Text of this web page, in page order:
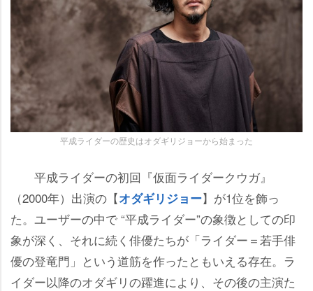
平成ライダーの歴史はオダギリジョーから始まった
平成ライダーの初回『仮面ライダークウガ』
（2000年）出演の【オダギリジョー】が1位を飾っ
た。ユーザーの中で “平成ライダー”の象徴としての印
象が深く、それに続く俳優たちが「ライダー＝若手俳
優の登竜門」という道筋を作ったともいえる存在。ラ
イダー以降のオダギリの躍進により、その後の主演た